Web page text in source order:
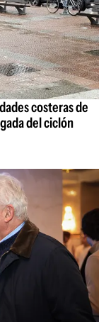
costeras de
del ciclón